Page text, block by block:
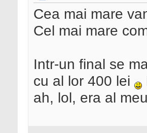
Cea mai mare
Cel mai mare
Intr-un final se
cu al lor 400 lei
ah, lol, era al